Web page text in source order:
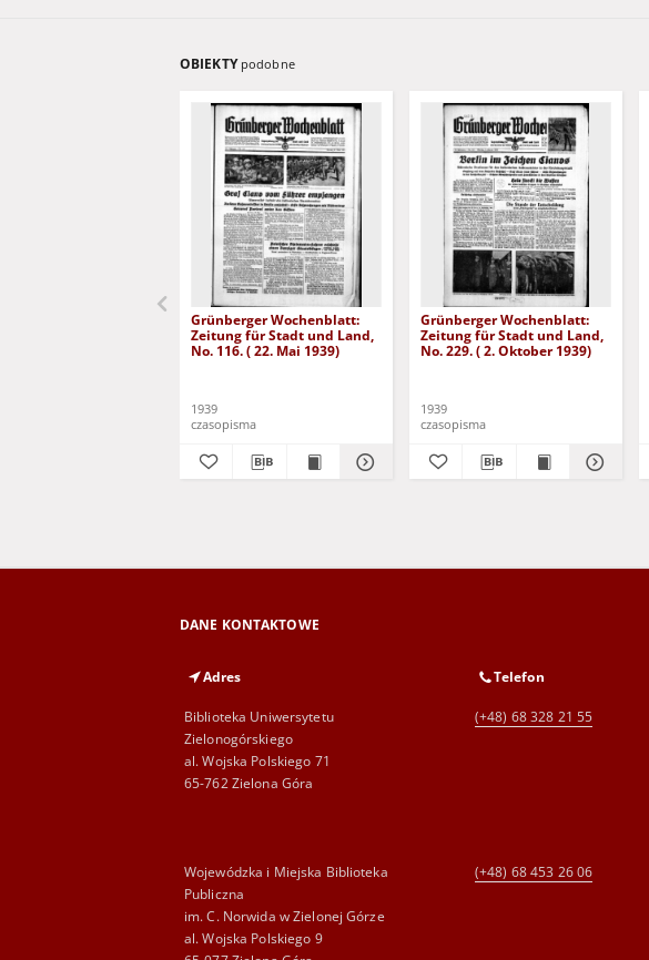
OBIEKTY podobne
Grünberger Wochenblatt:
Zeitung für Stadt und Land,
No. 116. ( 22. Mai 1939)
1939
czasopisma
Grünberger Wochenblatt:
Zeitung für Stadt und Land,
No. 229. ( 2. Oktober 1939)
1939
czasopisma
DANE KONTAKTOWE
Adres
Biblioteka Uniwersytetu
Zielonogórskiego
al. Wojska Polskiego 71
65-762 Zielona Góra
Telefon
(+48) 68 328 21 55
Wojewódzka i Miejska Biblioteka
Publiczna
im. C. Norwida w Zielonej Górze
al. Wojska Polskiego 9
(+48) 68 453 26 06